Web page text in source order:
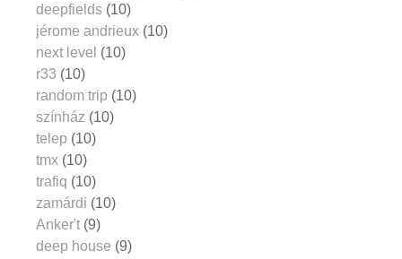
deepfields (10)
jérome andrieux (10)
next level (10)
r33 (10)
random trip (10)
színház (10)
telep (10)
tmx (10)
trafiq (10)
zamárdi (10)
Anker't (9)
deep house (9)